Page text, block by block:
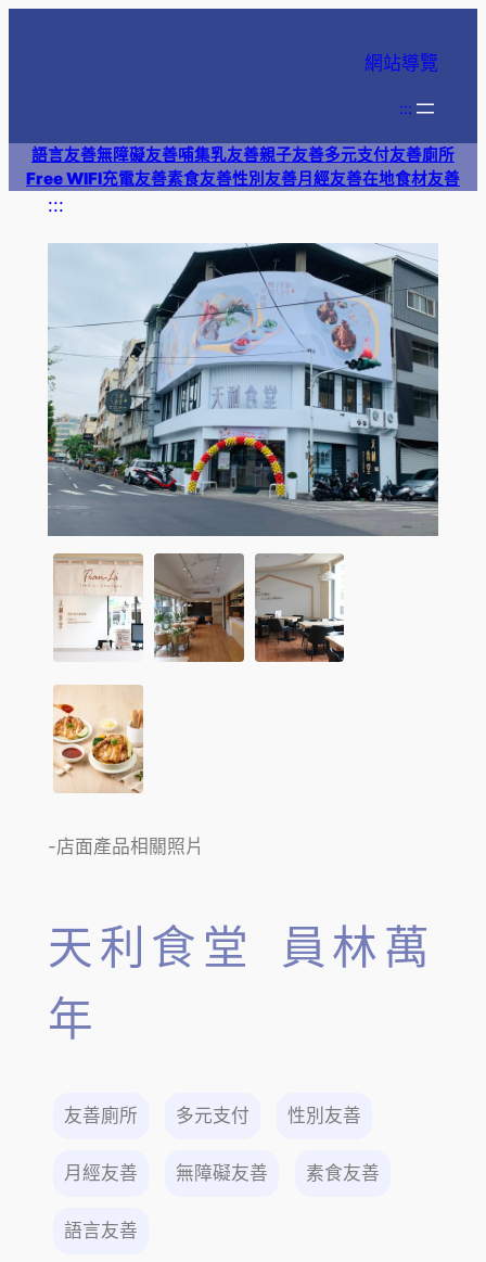
網站導覽
:::
語言友善無障礙友善哺集乳友善親子友善多元支付友善廁所
Free WIFI充電友善素食友善性別友善月經友善在地食材友善
:::
-店面產品相關照片
天利食堂 員林萬
年
友善廁所 多元支付 性別友善
月經友善 無障礙友善 素食友善
語言友善